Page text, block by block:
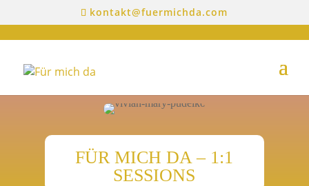
kontakt@fuermichda.com
FÜR MICH DA – 1:1
SESSIONS